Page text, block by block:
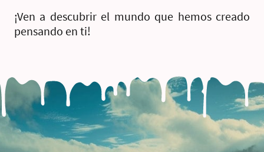
¡Ven a descubrir el mundo que hemos creado
pensando en ti!